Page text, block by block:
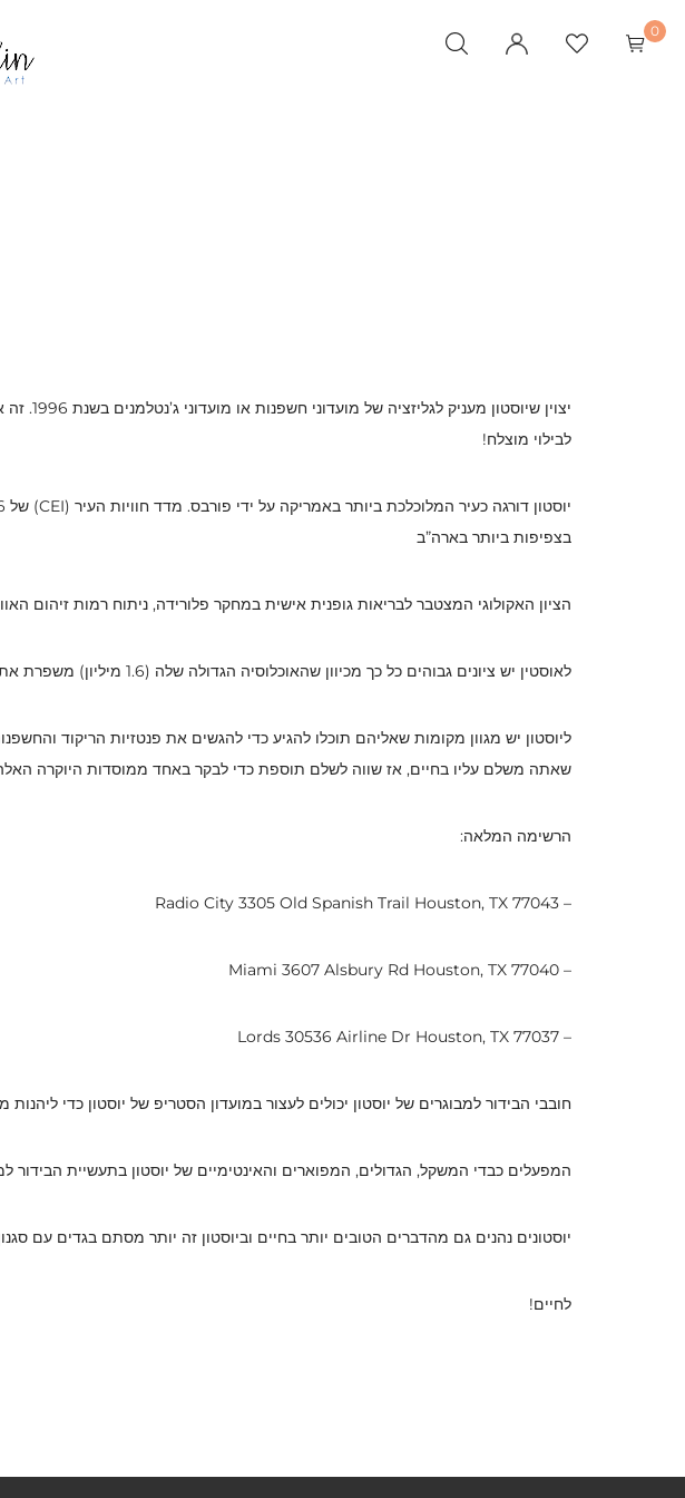
0
לבילוי מוצלח!
בצפיפות ביותר בארה”ב
הציון האקולוגי המצטבר לבריאות גופנית אישית במחקר פלורידה, ניתוח רמות זיהום האוויר
לאוסטין יש ציונים גבוהים כל כך מכיוון שהאוכלוסיה הגדולה שלה (1.6 מיליון) משפרת את הדירוג הכללי שלה
ליוסטון יש מגוון מקומות שאליהם תוכלו להגיע כדי להגשים את פנטזיות הריקוד
שאתה משלם עליו בחיים, אז שווה לשלם תוספת כדי לבקר באחד ממוסדות היוקרה
הרשימה המלאה:
– Radio City 3305 Old Spanish Trail Houston, TX 77043
– Miami 3607 Alsbury Rd Houston, TX 77040
– Lords 30536 Airline Dr Houston, TX 77037
חובבי הבידור למבוגרים של יוסטון יכולים לעצור במועדון הסטריפ של יוסטון כדי
המפעלים כבדי המשקל, הגדולים, המפוארים והאינטימיים של יוסטון בתעשיית
יוסטונים נהנים גם מהדברים הטובים יותר בחיים וביוסטון זה יותר מסתם בגדים עם
לחיים!